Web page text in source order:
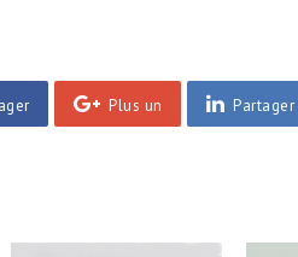
Plus un Partager